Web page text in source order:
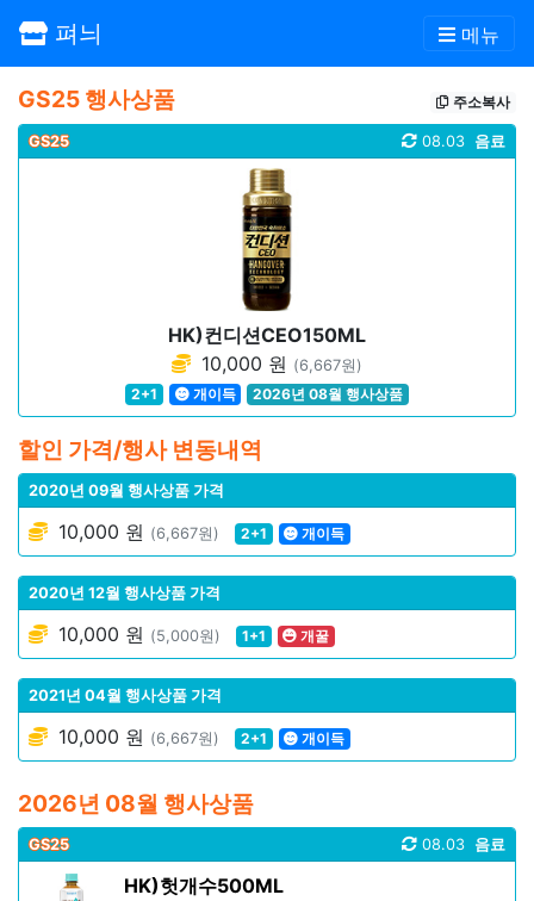
펴늬 메뉴
GS25 행사상품 주소복사
GS25 음료
08.03
HK)컨디션CEO150ML
10,000 원 (6,667원)
2+1
개이득 2026년 08월 행사상품
할인 가격/행사 변동내역
2020년 09월 행사상품 가격
10,000 원 (6,667원) 2+1 개이득
2020년 12월 행사상품 가격
10,000 원 (5,000원) 1+1 개꿀
2021년 04월 행사상품 가격
10,000 원 (6,667원) 2+1 개이득
2026년 08월 행사상품
GS25 음료
08.03
HK)헛개수500ML